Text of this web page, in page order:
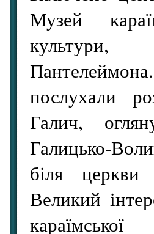
Музей
послухали
Галич,
Галицько-
біля церкви
Великий